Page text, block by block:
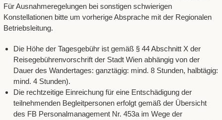
Für Ausnahmeregelungen bei sonstigen schwierigen
Konstellationen bitte um vorherige Absprache mit der Regionalen
Betriebsleitung.
Die Höhe der Tagesgebühr ist gemäß § 44 Abschnitt X der
Reisegebührenvorschrift der Stadt Wien abhängig von der
Dauer des Wandertages: ganztägig: mind. 8 Stunden, halbtägig:
mind. 4 Stunden).
Die rechtzeitige Einreichung für eine Entschädigung der
teilnehmenden Begleitpersonen erfolgt gemäß der Übersicht
des FB Personalmanagement Nr. 453a im Wege der